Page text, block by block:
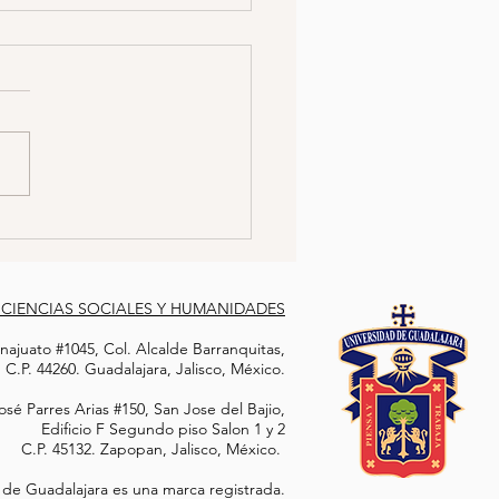
A ESTUDIANTE
DROGAS PARA
a colaborar para el crimen
SOCIALES Y HUMANIDADES
#1045, Col. Alcalde Barranquitas,
C.P. 44260. Guadalajara, Jalisco, México.
Parres Arias #150, San Jose del Bajio,
Edificio F Segundo piso Salon 1 y 2
C.P. 45132. Zapopan, Jalisco, México.
Guadalajara es una marca registrada.